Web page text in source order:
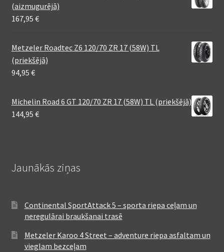
(aizmugurējā)
167,95 €
Metzeler Roadtec Z6 120/70 ZR 17 (58W) TL
(priekšējā)
94,95 €
Michelin Road 6 GT 120/70 ZR 17 (58W) TL (priekšējā)
144,95 €
Jaunākās ziņas
Continental SportAttack 5 – sporta riepa ceļam un
neregulārai braukšanai trasē
Metzeler Karoo 4 Street – adventure riepa asfaltam un
vieglam bezceļam